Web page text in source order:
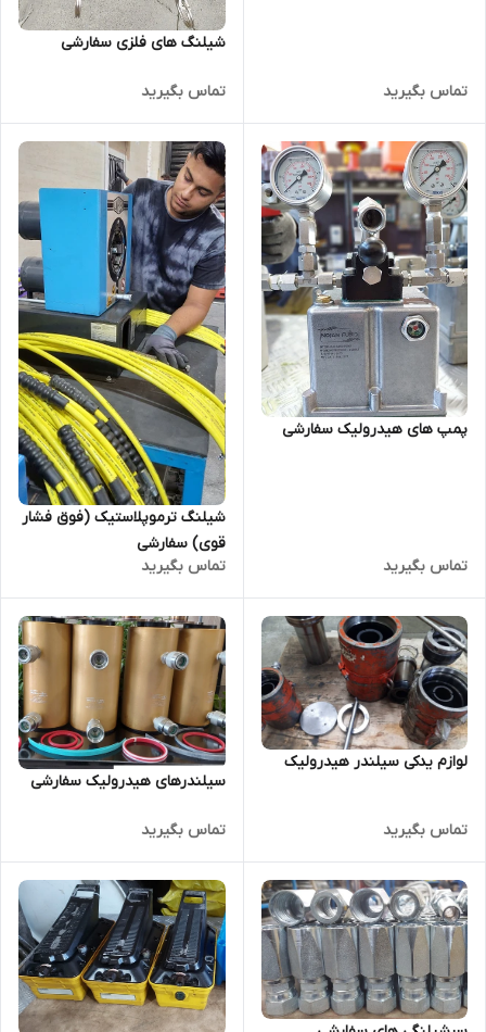
تماس بگیرید
شیلنگ های فلزی سفارشی
تماس بگیرید
پمپ های هیدرولیک سفارشی
تماس بگیرید
شیلنگ ترموپلاستیک (فوق فشار
قوی) سفارشی
تماس بگیرید
لوازم یدکی سیلندر هیدرولیک
تماس بگیرید
سیلندرهای هیدرولیک سفارشی
تماس بگیرید